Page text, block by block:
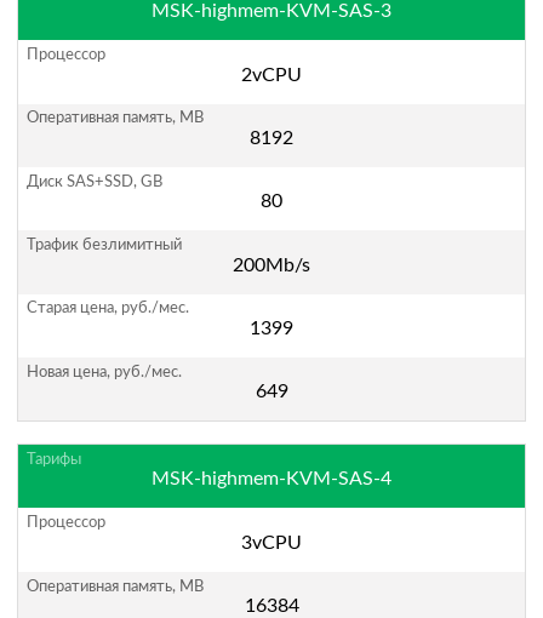
MSK-highmem-KVM-SAS-3
2vCPU
8192
80
200Mb/s
1399
649
MSK-highmem-KVM-SAS-4
3vCPU
16384